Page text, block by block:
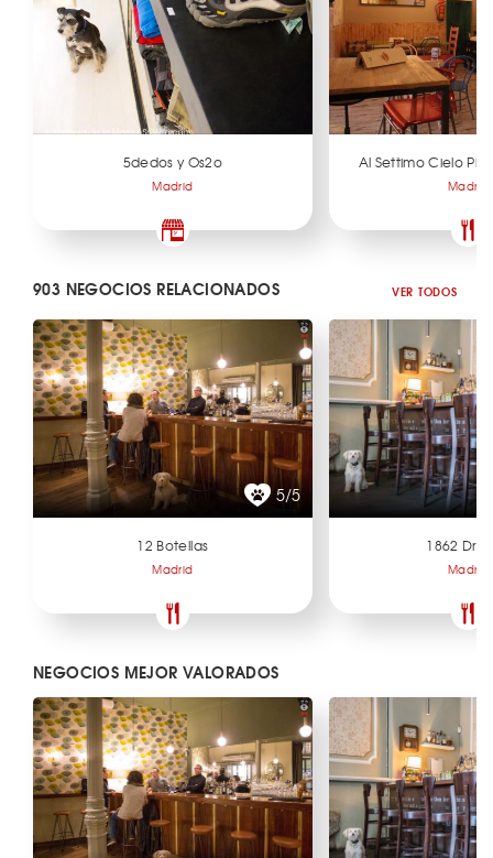
5dedos y Os2o
Madrid
Al Settimo Cielo
Madrid
903 NEGOCIOS RELACIONADOS VER TODOS
5/5
12 Botellas
Madrid
1862 Dry
Madrid
NEGOCIOS MEJOR VALORADOS